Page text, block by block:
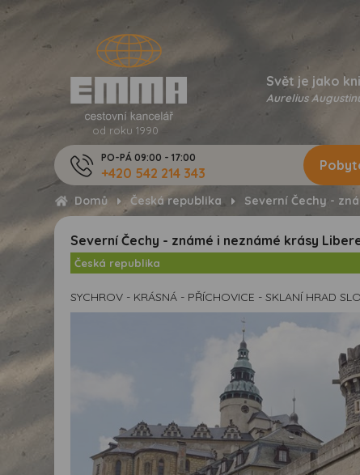
od roku 1990
Svět je jako
Aurelius
PO-PÁ 09:00 - 17:00
+420 542 214 343
Domů Česká republika Severní Čechy -
Severní Čechy - známé i neznámé krásy
Česká republika
SYCHROV - KRÁSNÁ - PŘÍCHOVICE - SKLANÍ HRAD